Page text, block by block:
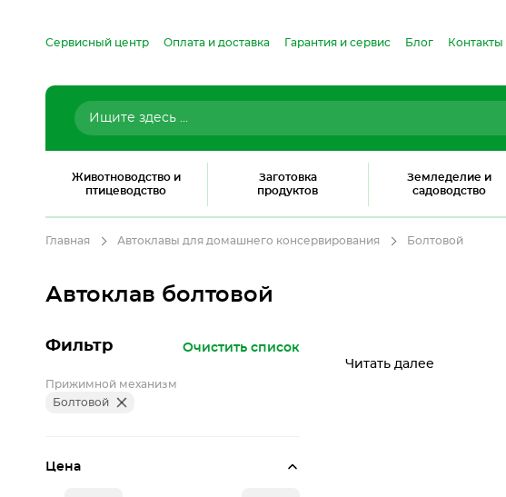
Животноводство и
птицеводство
Заготовка
продуктов
Земледелие и
садоводство
Сервисный центр Оплата и доставка Гарантия и сервис Блог Контакты
Главная Автоклавы для домашнего консервирования Болтовой
Автоклав болтовой
Читать далее
Фильтр Очистить список
Прижимной механизм
Болтовой
Цена